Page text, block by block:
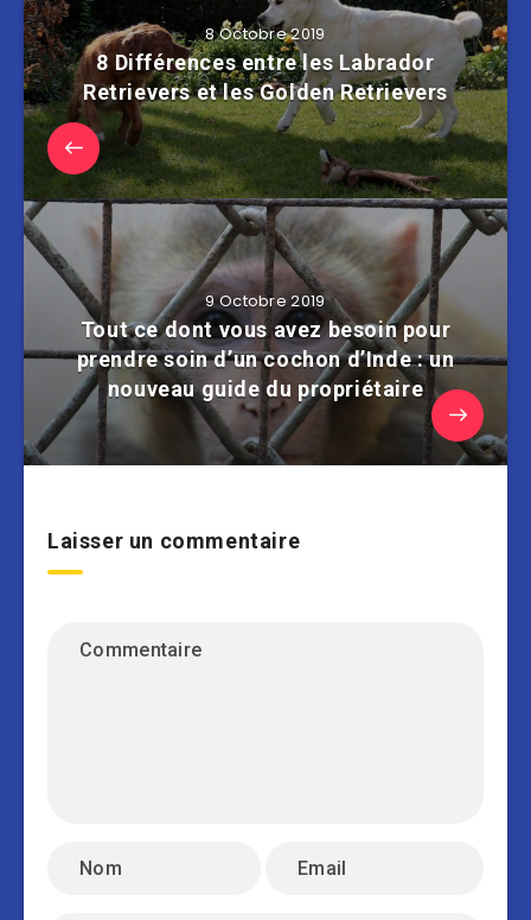
8 Octobre 2019
8 Différences entre les Labrador
Retrievers et les Golden Retrievers
9 Octobre 2019
Tout ce dont vous avez besoin pour
prendre soin d’un cochon d’Inde : un
nouveau guide du propriétaire
Laisser un commentaire